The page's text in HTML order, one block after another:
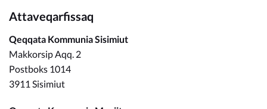
Attaveqarfissaq
Qeqqata Kommunia Sisimiut
Makkorsip Aqq. 2
Postboks 1014
3911 Sisimiut